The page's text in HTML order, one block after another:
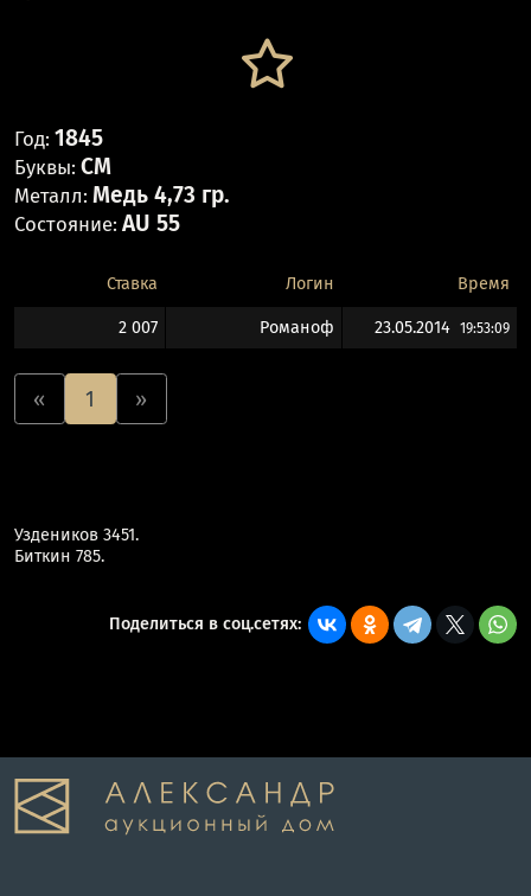
Год: 1845
Буквы: СМ
Металл: Медь 4,73 гр.
Состояние: AU 55
Ставка Логин Время
2 007 Романоф 23.05.2014 19:53:09
« 1 »
Уздеников 3451.
Биткин 785.
Поделиться в соц.сетях: